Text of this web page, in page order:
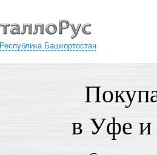
Республика Башкортостан
в Уфе и